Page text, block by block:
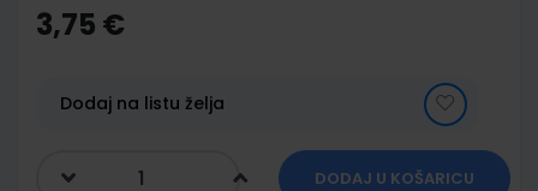
the
beginning
gallery
3,75 €
Dodaj na listu želja
DODAJ U KOŠARICU